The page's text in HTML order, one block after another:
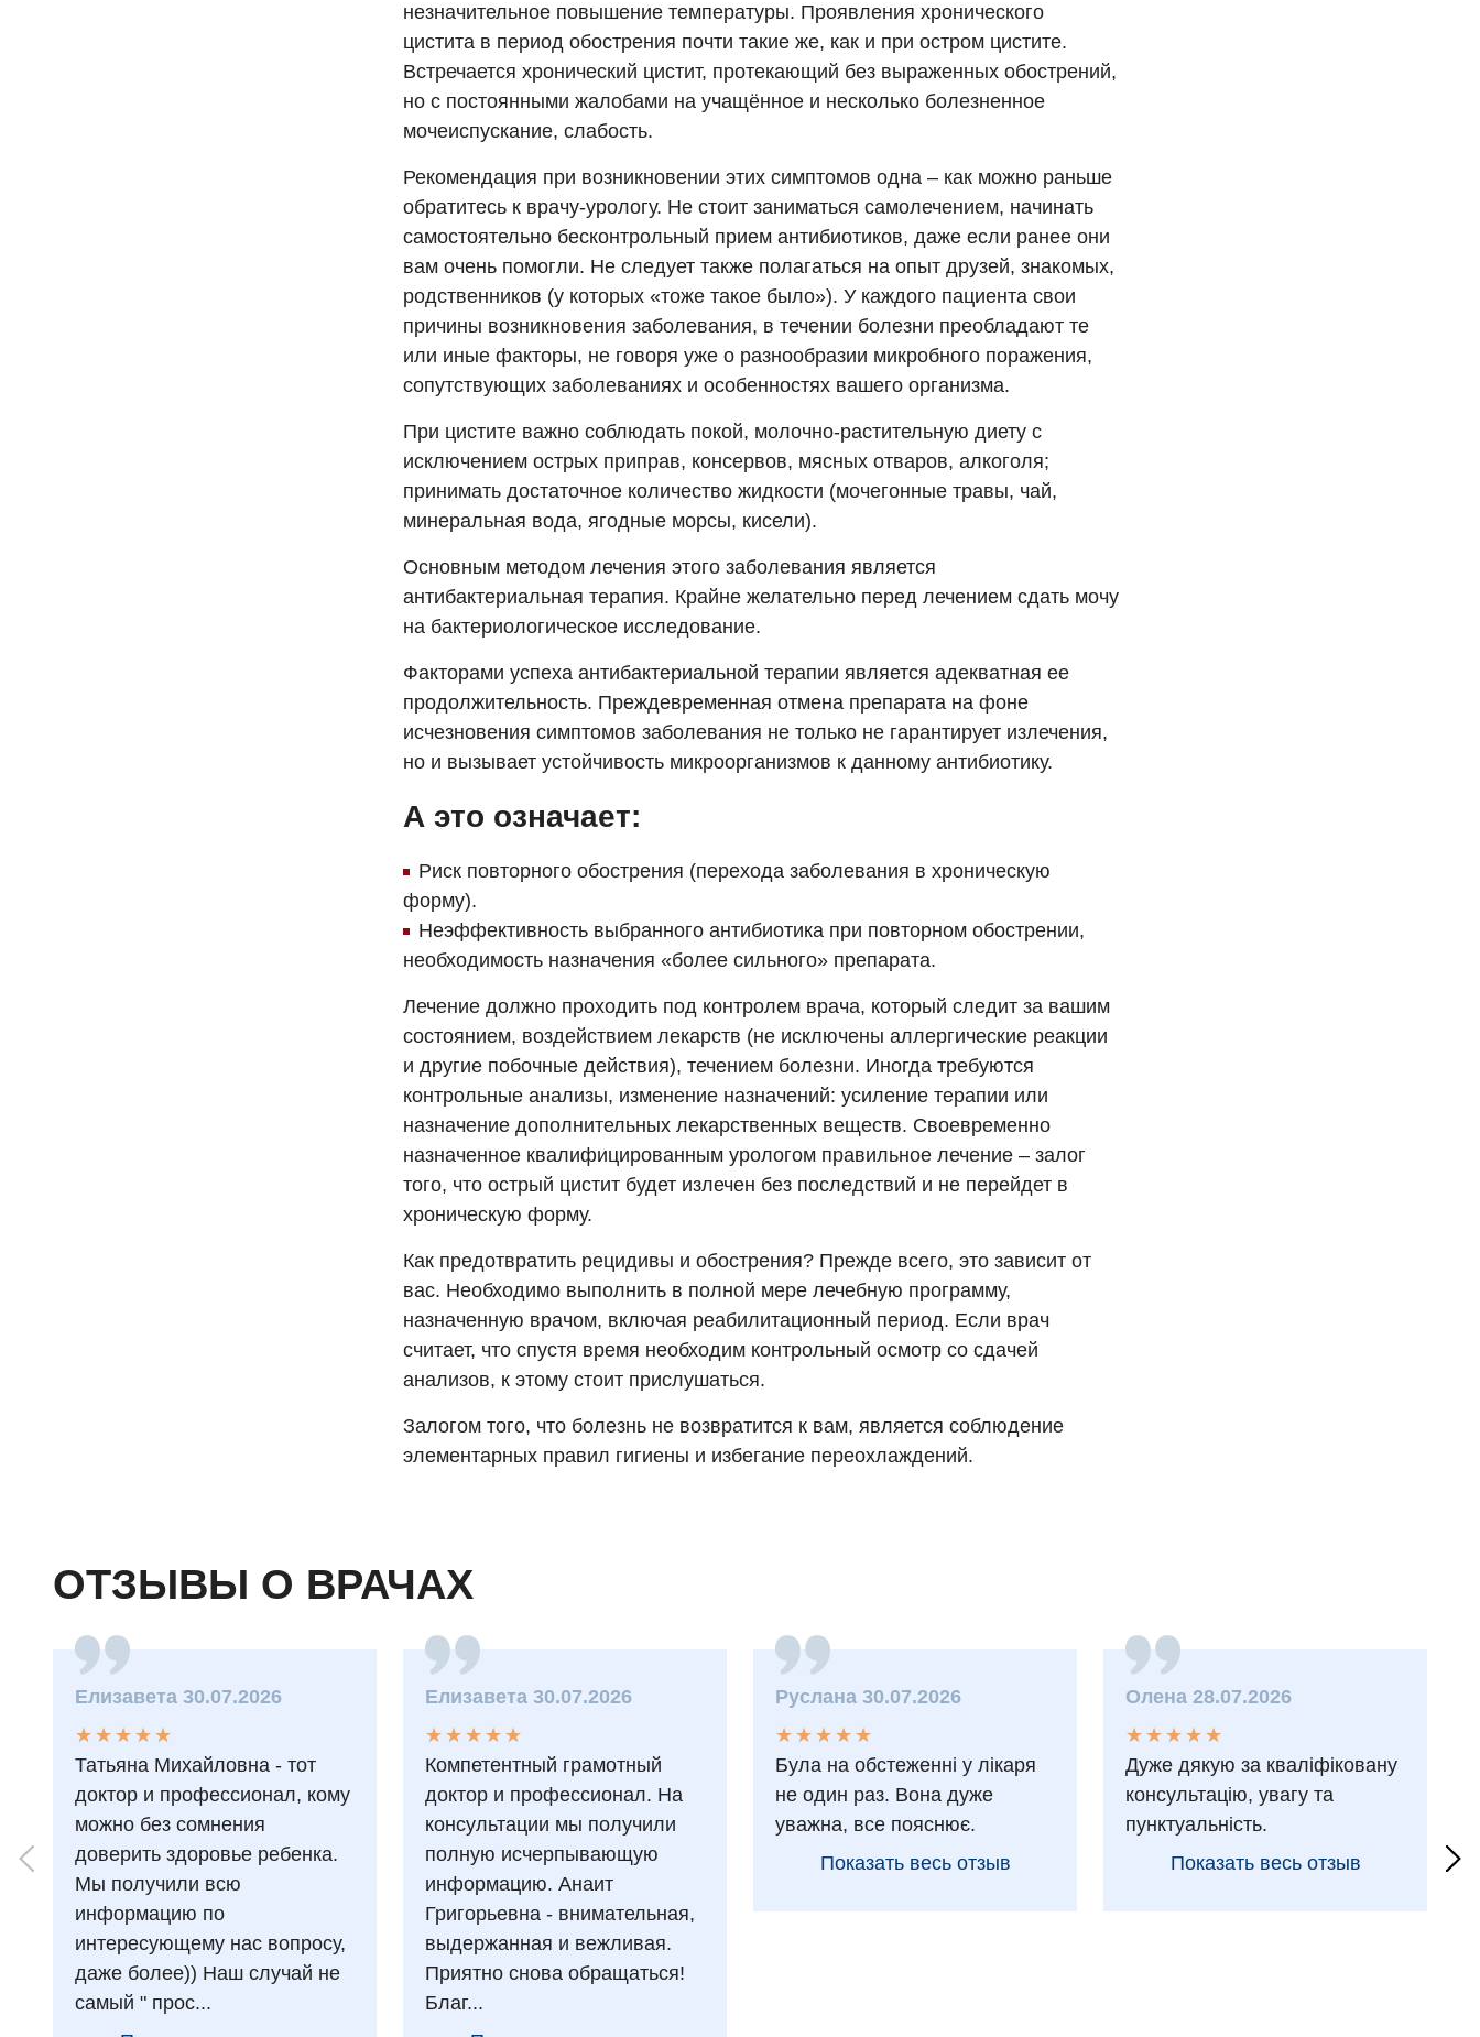
незначительное повышение температуры. Проявления хронического
цистита в период обострения почти такие же, как и при остром цистите.
Встречается хронический цистит, протекающий без выраженных обострений,
но с постоянными жалобами на учащённое и несколько болезненное
мочеиспускание, слабость.
Рекомендация при возникновении этих симптомов одна – как можно раньше
обратитесь к врачу-урологу. Не стоит заниматься самолечением, начинать
самостоятельно бесконтрольный прием антибиотиков, даже если ранее они
вам очень помогли. Не следует также полагаться на опыт друзей, знакомых,
родственников (у которых «тоже такое было»). У каждого пациента свои
причины возникновения заболевания, в течении болезни преобладают те
или иные факторы, не говоря уже о разнообразии микробного поражения,
сопутствующих заболеваниях и особенностях вашего организма.
При цистите важно соблюдать покой, молочно-растительную диету с
исключением острых приправ, консервов, мясных отваров, алкоголя;
принимать достаточное количество жидкости (мочегонные травы, чай,
минеральная вода, ягодные морсы, кисели).
Основным методом лечения этого заболевания является
антибактериальная терапия. Крайне желательно перед лечением сдать мочу
на бактериологическое исследование.
Факторами успеха антибактериальной терапии является адекватная ее
продолжительность. Преждевременная отмена препарата на фоне
исчезновения симптомов заболевания не только не гарантирует излечения,
но и вызывает устойчивость микроорганизмов к данному антибиотику.
А это означает:
Риск повторного обострения (перехода заболевания в хроническую
форму).
Неэффективность выбранного антибиотика при повторном обострении,
необходимость назначения «более сильного» препарата.
Лечение должно проходить под контролем врача, который следит за вашим
состоянием, воздействием лекарств (не исключены аллергические реакции
и другие побочные действия), течением болезни. Иногда требуются
контрольные анализы, изменение назначений: усиление терапии или
назначение дополнительных лекарственных веществ. Своевременно
назначенное квалифицированным урологом правильное лечение – залог
того, что острый цистит будет излечен без последствий и не перейдет в
хроническую форму.
Как предотвратить рецидивы и обострения? Прежде всего, это зависит от
вас. Необходимо выполнить в полной мере лечебную программу,
назначенную врачом, включая реабилитационный период. Если врач
считает, что спустя время необходим контрольный осмотр со сдачей
анализов, к этому стоит прислушаться.
Залогом того, что болезнь не возвратится к вам, является соблюдение
элементарных правил гигиены и избегание переохлаждений.
ОТЗЫВЫ О ВРАЧАХ
Елизавета 30.07.2026
★
★
★
★
★
★ ★ ★ ★ ★
Татьяна Михайловна - тот
доктор и профессионал, кому
можно без сомнения
доверить здоровье ребенка.
Мы получили всю
информацию по
интересующему нас вопросу,
даже более)) Наш случай не
самый " прос...
Елизавета 30.07.2026
★
★
★
★
★
★ ★ ★ ★ ★
Компетентный грамотный
доктор и профессионал. На
консультации мы получили
полную исчерпывающую
информацию. Анаит
Григорьевна - внимательная,
выдержанная и вежливая.
Приятно снова обращаться!
Благ...
Руслана 30.07.2026
★
★
★
★
★
★ ★ ★ ★ ★
Була на обстеженні у лікаря
не один раз. Вона дуже
уважна, все пояснює.
Показать весь отзыв
Олена 28.07.2026
★
★
★
★
★
★ ★ ★ ★ ★
Дуже дякую за кваліфіковану
консультацію, увагу та
пунктуальність.
Показать весь отзыв